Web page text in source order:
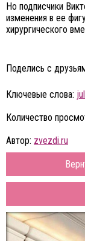
Но подписчики
изменения в ее
хирургического
Поделись с
Ключевые слова:
Количество
Автор: zvezdi.ru